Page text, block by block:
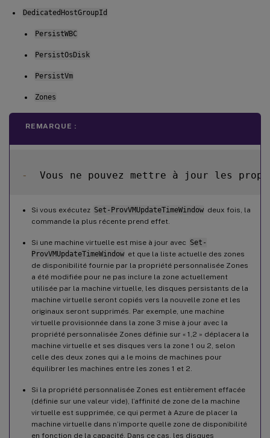
DedicatedHostGroupId
PersistWBC
PersistOsDisk
PersistVm
Zones
REMARQUE :
-
Vous ne pouvez mettre à jour les
Si vous exécutez Set-ProvVMUpdateTimeWindow deux fois, la
commande la plus récente prend effet.
Si une machine virtuelle est mise à jour avec Set-
ProvVMUpdateTimeWindow et que la liste actuelle des zones
de disponibilité fournie par la propriété personnalisée Zones
a été modifiée pour ne pas inclure la zone actuellement
utilisée par la machine virtuelle, les disques persistants de la
machine virtuelle seront copiés vers la nouvelle zone et les
originaux seront supprimés. Par exemple, une machine
virtuelle provisionnée dans la zone 3 mise à jour avec la
propriété personnalisée Zones définie sur « 1,2 » déplacera la
machine virtuelle et ses disques vers la zone 1 ou 2, selon
celle des deux zones qui a le moins de machines pour
équilibrer les machines entre les zones 1 et 2.
Si la propriété personnalisée Zones est entièrement effacée
(définie sur une valeur vide), l’affinité de zone de la machine
virtuelle est supprimée, ce qui permet à Azure de placer la
machine virtuelle dans n’importe quelle zone de disponibilité
en fonction de la capacité. Dans ce cas, les disques